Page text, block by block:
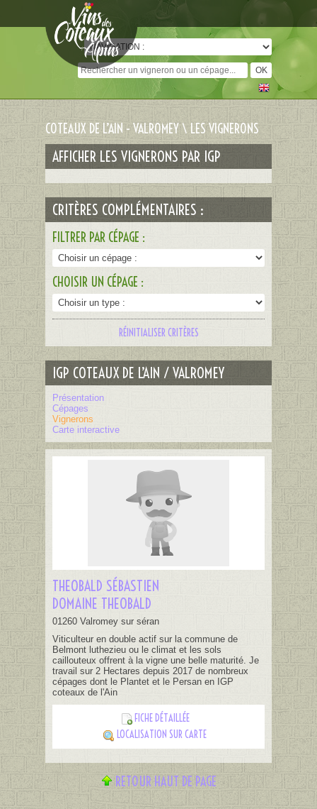
COTEAUX DE L’AIN - VALROMEY \ LES VIGNERONS
AFFICHER LES VIGNERONS PAR IGP
CRITÈRES COMPLÉMENTAIRES :
FILTRER PAR CÉPAGE :
CHOISIR UN CÉPAGE :
RÉINITIALISER CRITÈRES
IGP COTEAUX DE L’AIN / VALROMEY
Présentation
Cépages
Vignerons
Carte interactive
THEOBALD SÉBASTIEN
DOMAINE THEOBALD
01260 Valromey sur séran
Viticulteur en double actif sur la commune de
Belmont luthezieu ou le climat et les sols
caillouteux offrent à la vigne une belle maturité. Je
travail sur 2 Hectares depuis 2017 de nombreux
cépages dont le Plantet et le Persan en IGP
coteaux de l'Ain
FICHE DÉTAILLÉE
LOCALISATION SUR CARTE
RETOUR HAUT DE PAGE
Cookies management panel